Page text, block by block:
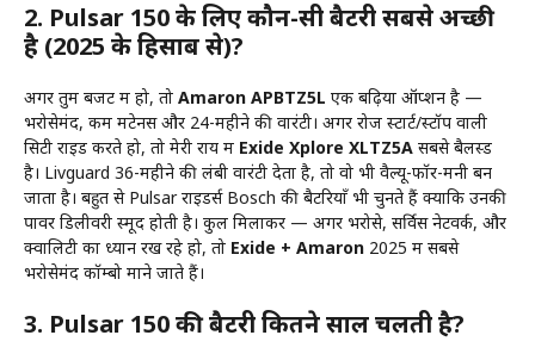
2. Pulsar 150 के लिए कौन-सी बैटरी सबसे अच्छी
है (2025 के हिसाब से)?
अगर तुम बजट में हो, तो Amaron APBTZ5L एक बढ़िया ऑप्शन है —
भरोसेमंद, कम मेंटेनेंस और 24-महीने की वारंटी। अगर रोज स्टार्ट/स्टॉप वाली
सिटी राइड करते हो, तो मेरी राय में Exide Xplore XLTZ5A सबसे बैलेंस्ड
है। Livguard 36-महीने की लंबी वारंटी देता है, तो वो भी वैल्यू-फॉर-मनी बन
जाता है। बहुत से Pulsar राइडर्स Bosch की बैटरियाँ भी चुनते हैं क्योंकि उनकी
पावर डिलीवरी स्मूद होती है। कुल मिलाकर — अगर भरोसे, सर्विस नेटवर्क, और
क्वालिटी का ध्यान रख रहे हो, तो Exide + Amaron 2025 में सबसे
भरोसेमंद कॉम्बो माने जाते हैं।
3. Pulsar 150 की बैटरी कितने साल चलती है?